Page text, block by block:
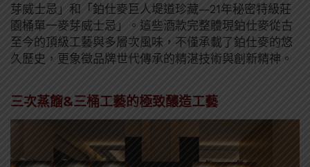
芽威士忌」和「鉑仕麥巨人堤道珍藏—21年秘密特級莊
園桶單一麥芽威士忌」。這些酒款完整體現鉑仕麥從古
至今的頂級工藝與多層次風味，不僅承載了鉑仕麥的悠
久歷史，更象徵品牌世代傳承的精湛技術與創新精神。
三次蒸餾&三桶工藝的極致釀造工藝